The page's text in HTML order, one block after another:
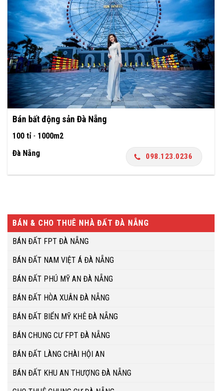
Bán bất động sản Đà Nẵng
100 tỉ- 1000m2
Đà Nẵng
098.123.0236
BÁN & CHO THUÊ NHÀ ĐẤT ĐÀ NẴNG
BÁN ĐẤT FPT ĐÀ NẴNG
BÁN ĐẤT NAM VIỆT Á ĐÀ NẴNG
BÁN ĐẤT PHÚ MỸ AN ĐÀ NẴNG
BÁN ĐẤT HÒA XUÂN ĐÀ NẴNG
BÁN ĐẤT BIỂN MỸ KHÊ ĐÀ NẴNG
BÁN CHUNG CƯ FPT ĐÀ NẴNG
BÁN ĐẤT LÀNG CHÀI HỘI AN
BÁN ĐẤT KHU AN THƯỢNG ĐÀ NẴNG